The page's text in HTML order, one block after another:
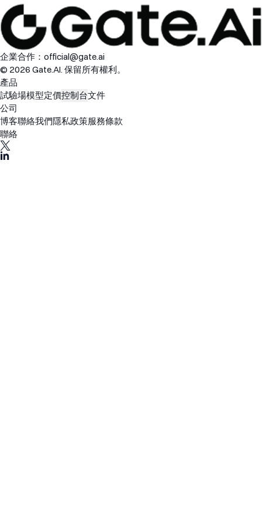
企業合作： official@gate.ai
© 2026 Gate.AI. 保留所有權利。
產品
試驗場模型定價控制台文件
公司
博客聯絡我們隱私政策服務條款
聯絡